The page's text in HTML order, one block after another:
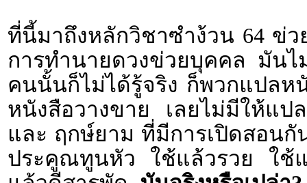
ที่นี้มาถึงหลักวิชาซำง้วน 64 ข่
การทำนายดวงข่วยบุคคล มัน
คนนั้นก็ไม่ได้รู้จริง ก็พวกแปลห
หนังสือวางขาย เลยไม่มีให้แ
และ ฤกษ์ยาม ที่มีการเปิดสอนกั
ประคูณทูนหัว ใช้แล้วรวย ใช้